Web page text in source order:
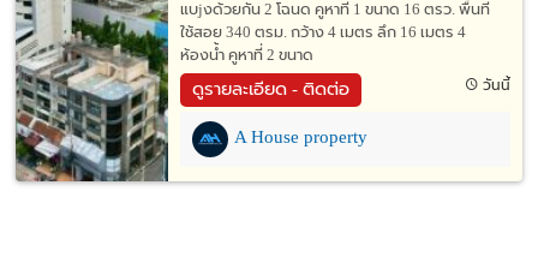
แบjงด้วยกัน 2 โฉนด คูหาที่ 1 ขนาด 16 ตรว. พื้นที่
ใช้สอย 340 ตรม. กว้าง 4 เมตร ลึก 16 เมตร 4
ห้องน้ำ คูหาที่ 2 ขนาด
ดูรายละเอียด - ติดต่อ วันนี้
A House property